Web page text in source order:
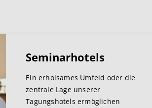
Seminarhotels
Ein erholsames Umfeld oder die
zentrale Lage unserer
Tagungshotels ermöglichen